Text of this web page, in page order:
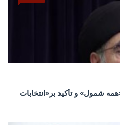
شمول» و تأکید بر«انتخابات